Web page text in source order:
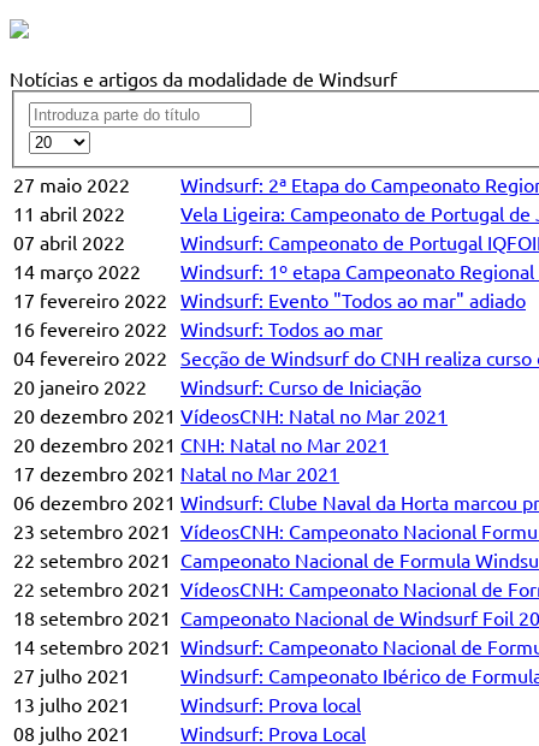
Notícias e artigos da modalidade de Windsurf
27 maio 2022
Windsurf: 2ª Etapa do Campeonato
11 abril 2022
Vela Ligeira: Campeonato de Portugal
07 abril 2022
Windsurf: Campeonato de Portugal
14 março 2022
Windsurf: 1º etapa Campeonato
17 fevereiro 2022 Windsurf: Evento "Todos ao mar" adiado
16 fevereiro 2022 Windsurf: Todos ao mar
04 fevereiro 2022 Secção de Windsurf do CNH realiza curso
20 janeiro 2022
Windsurf: Curso de Iniciação
20 dezembro 2021 VídeosCNH: Natal no Mar 2021
20 dezembro 2021 CNH: Natal no Mar 2021
17 dezembro 2021 Natal no Mar 2021
06 dezembro 2021 Windsurf: Clube Naval da Horta marcou
23 setembro 2021 VídeosCNH: Campeonato Nacional
22 setembro 2021 Campeonato Nacional de Formula
22 setembro 2021 VídeosCNH: Campeonato Nacional de
18 setembro 2021 Campeonato Nacional de Windsurf Foil
14 setembro 2021 Windsurf: Campeonato Nacional de
27 julho 2021
Windsurf: Campeonato Ibérico de
13 julho 2021
Windsurf: Prova local
08 julho 2021
Windsurf: Prova Local